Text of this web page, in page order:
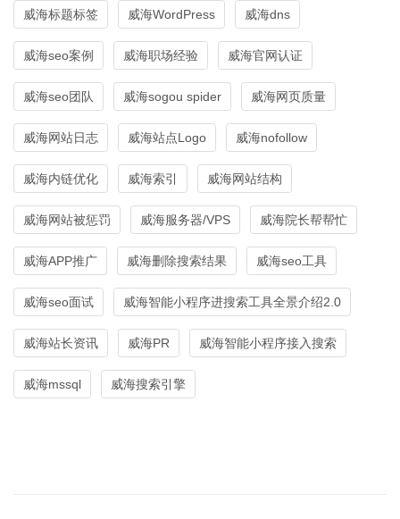
威海标题标签 威海WordPress 威海dns
威海seo案例 威海职场经验 威海官网认证
威海seo团队 威海sogou spider 威海网页质量
威海网站日志 威海站点Logo 威海nofollow
威海内链优化 威海索引 威海网站结构
威海网站被惩罚 威海服务器/VPS 威海院长帮帮忙
威海APP推广 威海删除搜索结果 威海seo工具
威海seo面试 威海智能小程序进搜索工具全景介绍2.0
威海站长资讯 威海PR 威海智能小程序接入搜索
威海mssql 威海搜索引擎